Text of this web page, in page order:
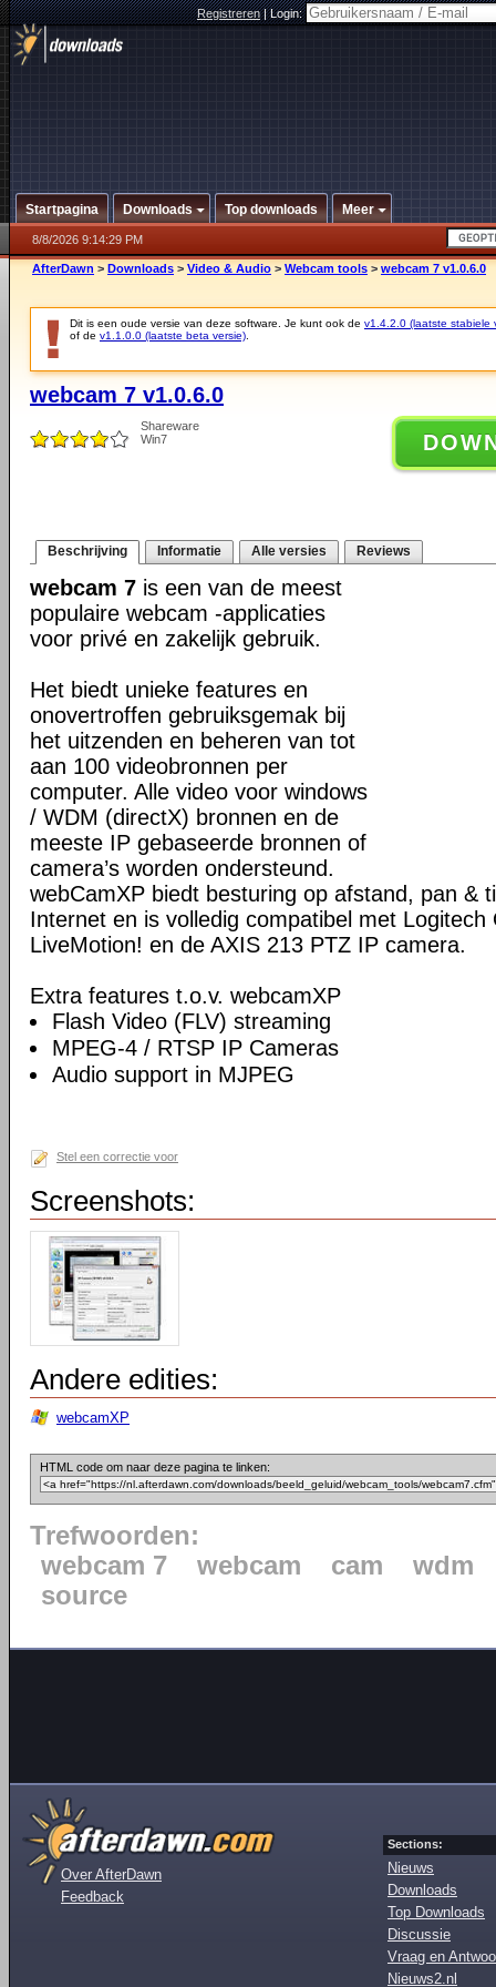
Registreren|Login:
Startpagina Downloads Top downloads Meer
8/8/2026 9:14:29 PM
AfterDawn > Downloads > Video & Audio > Webcam tools > webcam 7 v1.0.6.0
Dit is een oude versie van deze software. Je kunt ook de v1.4.2.0 (laatste stabiele
of de v1.1.0.0 (laatste beta versie)
webcam 7 v1.0.6.0
Shareware
Win7
Beschrijving Informatie Alle versies Reviews
webcam 7 is een van de meest
populaire webcam -applicaties
voor privé en zakelijk gebruik.
Het biedt unieke features en
onovertroffen gebruiksgemak bij
het uitzenden en beheren van tot
aan 100 videobronnen per
computer. Alle video voor windows
/ WDM (directX) bronnen en de
meeste IP gebaseerde bronnen of
camera’s worden ondersteund.
webCamXP biedt besturing op afstand, pan &
Internet en is volledig compatibel met Logitech
LiveMotion! en de AXIS 213 PTZ IP camera.
Extra features t.o.v. webcamXP
Flash Video (FLV) streaming
MPEG-4 / RTSP IP Cameras
Audio support in MJPEG
Stel een correctie voor
Screenshots:
Andere edities:
webcamXP
HTML code om naar deze pagina te linken:
Trefwoorden:
webcam 7
webcam cam
wdm
source
Over AfterDawn
Feedback
Sections:
Nieuws
Downloads
Top Downloads
Discussie
Vraag en
Nieuws2.nl